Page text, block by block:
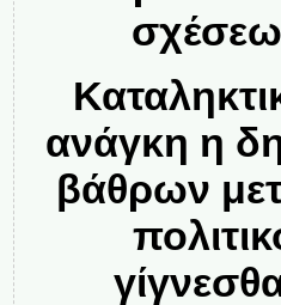
ανάγκη η
βάθρων